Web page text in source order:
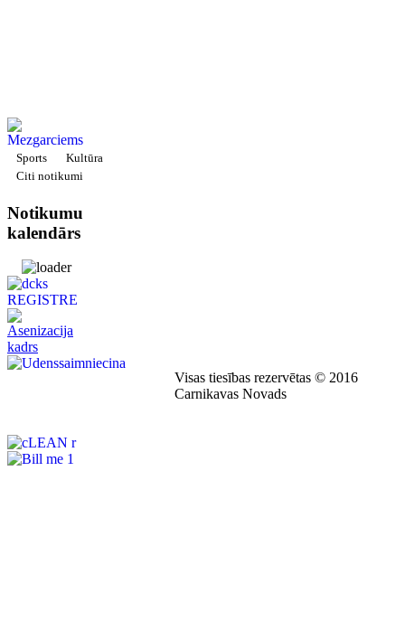
Sports
Kultūra
Citi notikumi
Notikumu
kalendārs
Visas tiesības rezervētas © 2016
Carnikavas Novads